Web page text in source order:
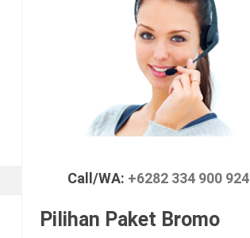
Call/WA: +6282 334 900 924
Pilihan Paket Bromo